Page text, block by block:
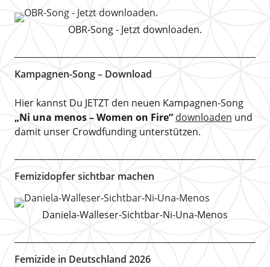
OBR-Song - Jetzt downloaden.
Kampagnen-Song – Download
Hier kannst Du JETZT den neuen Kampagnen-Song
„Ni una menos – Women on Fire“ downloaden und
damit unser Crowdfunding unterstützen.
Femizidopfer sichtbar machen
Daniela-Walleser-Sichtbar-Ni-Una-Menos
Femizide in Deutschland 2026